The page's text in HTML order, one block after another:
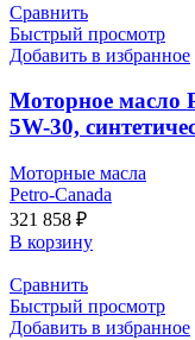
Сравнить
Быстрый просмотр
Добавить в избранное
Моторное масло
5W-30,
Моторные масла
Petro-Canada
321 858 ₽
В корзину
Сравнить
Быстрый просмотр
Добавить в избранное